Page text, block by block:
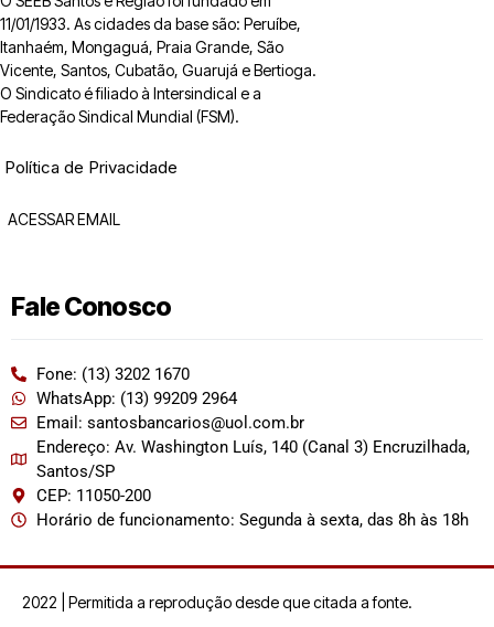
11/01/1933. As cidades da base são: Peruíbe,
Itanhaém, Mongaguá, Praia Grande, São
Vicente, Santos, Cubatão, Guarujá e Bertioga.
O Sindicato é filiado à Intersindical e a
Federação Sindical Mundial (FSM).
Política de Privacidade
ACESSAR EMAIL
Fale Conosco
Fone: (13) 3202 1670
WhatsApp: (13) 99209 2964
Email: santosbancarios@uol.com.br
Endereço: Av. Washington Luís, 140 (Canal 3) Encruzilhada,
Santos/SP
CEP: 11050-200
Horário de funcionamento: Segunda à sexta, das 8h às 18h
2022 | Permitida a reprodução desde que citada a fonte.